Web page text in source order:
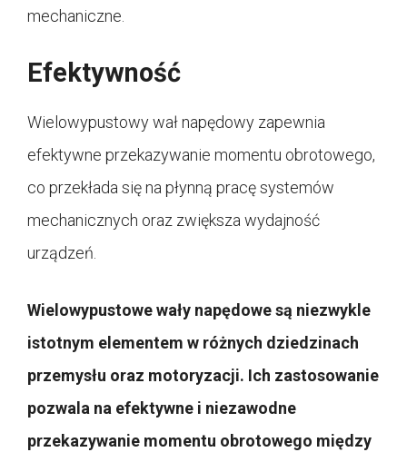
mechaniczne.
Efektywność
Wielowypustowy wał napędowy zapewnia
efektywne przekazywanie momentu obrotowego,
co przekłada się na płynną pracę systemów
mechanicznych oraz zwiększa wydajność
urządzeń.
Wielowypustowe wały napędowe są niezwykle
istotnym elementem w różnych dziedzinach
przemysłu oraz motoryzacji. Ich zastosowanie
pozwala na efektywne i niezawodne
przekazywanie momentu obrotowego między